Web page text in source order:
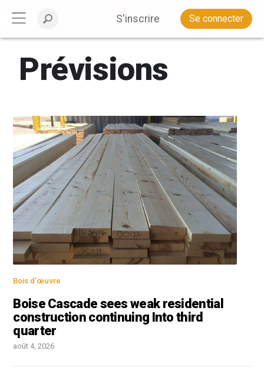
S'inscrire Se connecter
Prévisions
Bois d’œuvre
Boise Cascade sees weak residential
construction continuing Into third
quarter
août 4, 2026